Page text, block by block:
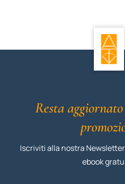
Resta
Iscriviti alla nostra
ebook